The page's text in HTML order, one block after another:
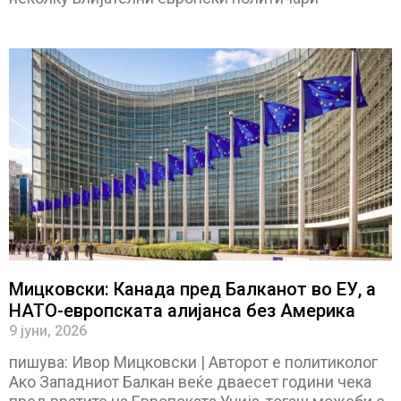
Мицковски: Канада пред Балканот во ЕУ, а
НАТО-европската алијанса без Америка
9 јуни, 2026
пишува: Ивор Мицковски | Авторот е политиколог
Ако Западниот Балкан веќе дваесет години чека